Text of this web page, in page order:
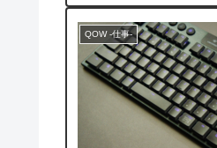
QOW -仕事-